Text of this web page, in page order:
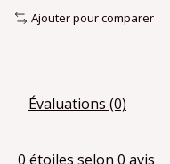
Ajouter pour comparer
Évaluations (0)
0 étoiles selon 0 avis